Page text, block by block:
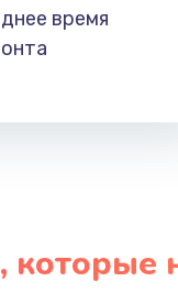
время